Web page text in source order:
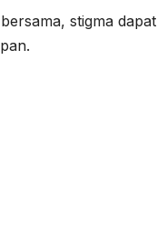
stigma dapat